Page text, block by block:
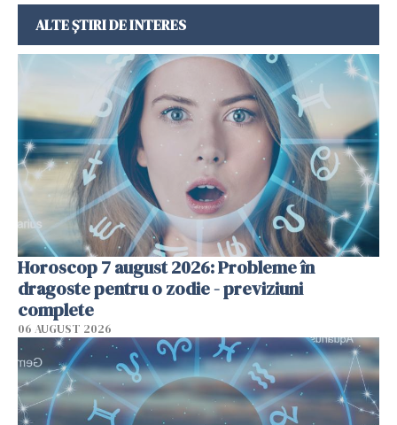
ALTE ȘTIRI DE INTERES
Horoscop 7 august 2026: Probleme în
dragoste pentru o zodie - previziuni
complete
06 AUGUST 2026